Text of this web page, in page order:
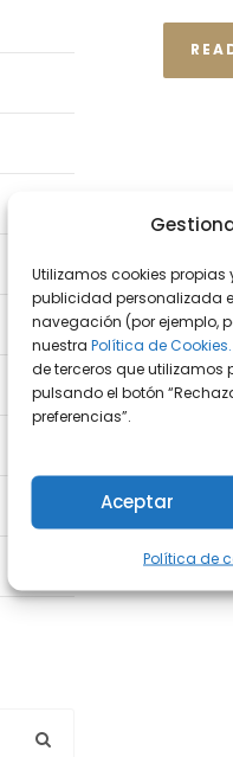
Utilizamos cookies
publicidad personalizada
navegación (por ejemplo,
nuestra Política de Cookies.
de terceros que utilizamos
pulsando el botón
preferencias”.
Aceptar
Política de